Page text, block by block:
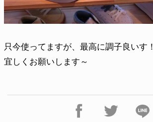
只今使ってますが、最高に調子良いす！
宜しくお願いします～